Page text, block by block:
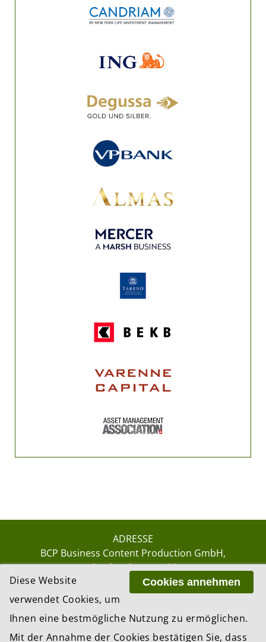
ADRESSE
BCP Business Content Production GmbH
Gotthardstrasse 38
8002 ZürichCookies annehmen
Diese Website
verwendet Cookies, um
Ihnen eine bestmögliche Nutzung zu ermöglichen.
Mit der Annahme der Cookies bestätigen Sie, dass